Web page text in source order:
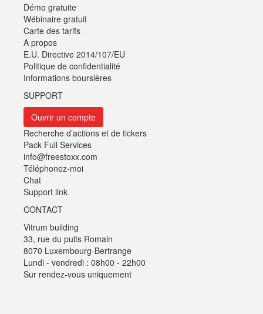
Démo gratuite
Wébinaire gratuit
Carte des tarifs
A propos
E.U. Directive 2014/107/EU
Politique de confidentialité
Informations boursières
SUPPORT
Ouvrir un compte
Recherche d’actions et de tickers
Pack Full Services
info@freestoxx.com
Téléphonez-moi
Chat
Support link
CONTACT
Vitrum building
33, rue du puits Romain
8070 Luxembourg-Bertrange
Lundi - vendredi : 08h00 - 22h00
Sur rendez-vous uniquement